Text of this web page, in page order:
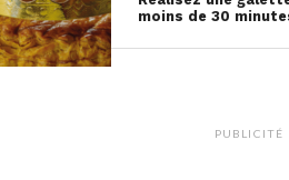
moins de 30
PUBLICITÉ